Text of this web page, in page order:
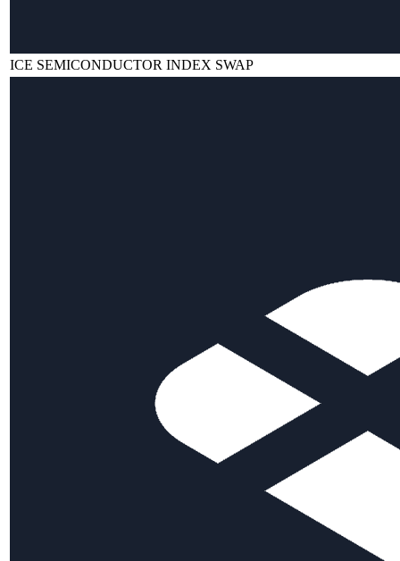
ICE SEMICONDUCTOR INDEX SWAP